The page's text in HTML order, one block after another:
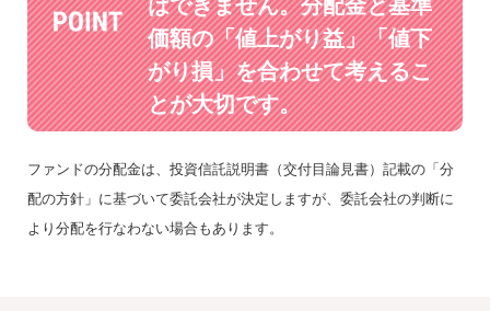
はできません。分配金と基準
価額の「値上がり益」「値下
がり損」を合わせて考えるこ
とが大切です。
ファンドの分配金は、投資信託説明書（交付目論見書）記載の「分
配の方針」に基づいて委託会社が決定しますが、委託会社の判断に
より分配を行なわない場合もあります。